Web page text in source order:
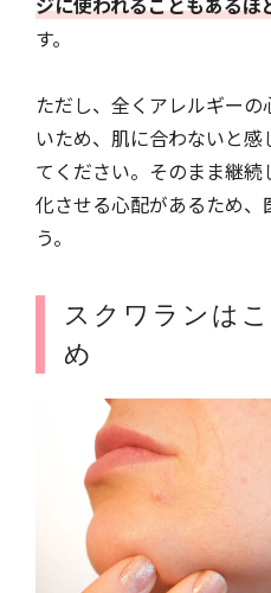
す。
ただし、全くアレルギー
いため、肌に合わないと
てください。そのまま継
化させる心配があるため、
う。
スクワランは
め